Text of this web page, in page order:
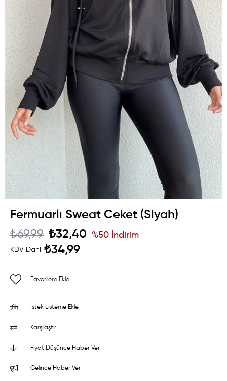
Fermuarlı Sweat Ceket (Siyah)
₺69,99 ₺32,40
KDV Dahil ₺34,99
%50 İndirim
Favorilere Ekle
İstek Listeme Ekle
Karşılaştır
Fiyat Düşünce Haber Ver
Gelince Haber Ver